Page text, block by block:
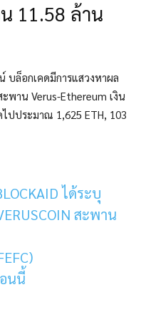
11.58 ล้าน
บล็อกเคดมีการแสวงหาผล
พาน Verus-Ethereum เงิน
ปประมาณ 1,625 ETH, 103
ได้ระบุ
สะพาน
นนี้